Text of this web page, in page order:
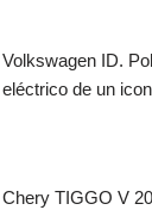
Volkswagen ID.
eléctrico de un
Chery TIGGO V